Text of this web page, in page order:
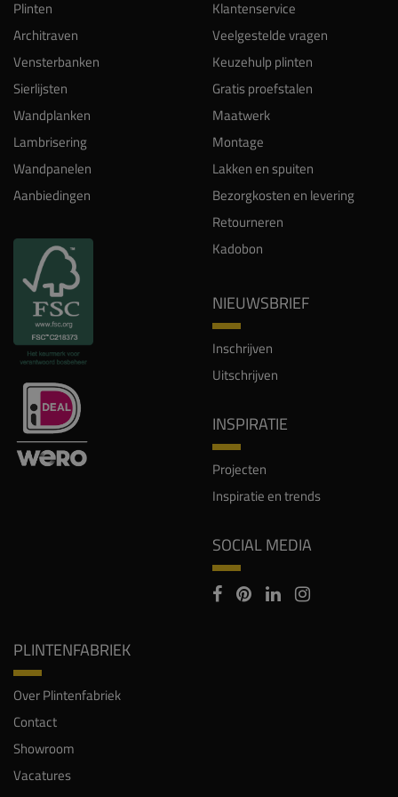
Plinten
Architraven
Vensterbanken
Sierlijsten
Wandplanken
Lambrisering
Wandpanelen
Aanbiedingen
Klantenservice
Veelgestelde vragen
Keuzehulp plinten
Gratis proefstalen
Maatwerk
Montage
Lakken en spuiten
Bezorgkosten en levering
Retourneren
Kadobon
NIEUWSBRIEF
Inschrijven
Uitschrijven
INSPIRATIE
Projecten
Inspiratie en trends
SOCIAL MEDIA
PLINTENFABRIEK
Over Plintenfabriek
Contact
Showroom
Vacatures